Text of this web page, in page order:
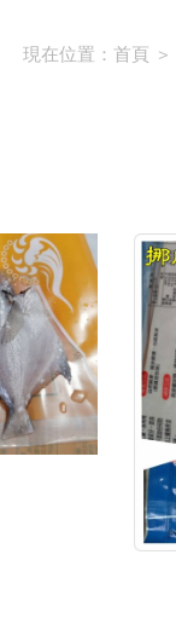
現在位置： 首頁 ＞